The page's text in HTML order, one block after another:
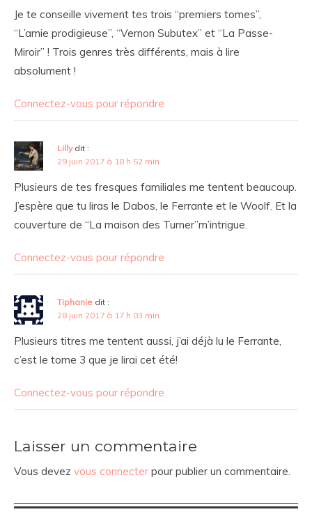
Je te conseille vivement tes trois “premiers tomes”,
“L’amie prodigieuse”, “Vernon Subutex” et “La Passe-
Miroir” ! Trois genres très différents, mais à lire
absolument !
Connectez-vous pour répondre
Lilly dit :
29 juin 2017 à 18 h 52 min
Plusieurs de tes fresques familiales me tentent beaucoup.
J’espère que tu liras le Dabos, le Ferrante et le Woolf. Et la
couverture de “La maison des Turner”m’intrigue.
Connectez-vous pour répondre
Tiphanie dit :
28 juin 2017 à 17 h 03 min
Plusieurs titres me tentent aussi, j’ai déjà lu le Ferrante,
c’est le tome 3 que je lirai cet été!
Connectez-vous pour répondre
Laisser un commentaire
Vous devez vous connecter pour publier un commentaire.